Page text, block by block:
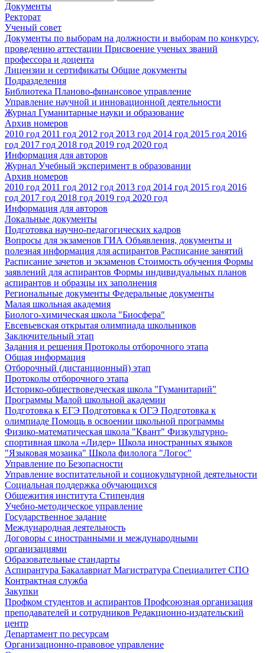
Документы
Ректорат
Ученый совет
Документы по выборам на должности и выборам по конкурсу,
проведению аттестации Присвоение ученых званий
профессора и доцента
Лицензии и сертификаты Общие документы
Подразделения
Библиотека Планово-финансовое управление
Управление научной и инновационной деятельности
Журнал Гуманитарные науки и образование
Архив номеров
2010 год 2011 год 2012 год 2013 год 2014 год 2015 год 2016
год 2017 год 2018 год 2019 год 2020 год
Информация для авторов
Журнал Учебный эксперимент в образовании
Архив номеров
2010 год 2011 год 2012 год 2013 год 2014 год 2015 год 2016
год 2017 год 2018 год 2019 год 2020 год
Информация для авторов
Локальные документы
Подготовка научно-педагогических кадров
Вопросы для экзаменов ГИА Объявления, документы и
полезная информация для аспирантов Расписание занятий
Расписание зачетов и экзаменов Стоимость обучения Формы
заявлений для аспирантов Формы индивидуальных планов
аспирантов и образцы их заполнения
Региональные документы Федеральные документы
Малая школьная академия
Биолого-химическая школа "Биосфера"
Евсевьевская открытая олимпиада школьников
Заключительный этап
Задания и решения Протоколы отборочного этапа
Общая информация
Отборочный (дистанционный) этап
Протоколы отборочного этапа
Историко-обществоведческая школа "Гуманитарий"
Программы Малой школьной академии
Подготовка к ЕГЭ Подготовка к ОГЭ Подготовка к
олимпиаде Помощь в освоении школьной программы
Физико-математическая школа "Квант" Физкультурно-
спортивная школа «Лидер» Школа иностранных языков
"Языковая мозаика" Школа филолога "Логос"
Управление по Безопасности
Управление воспитательной и социокультурной деятельности
Социальная поддержка обучающихся
Общежития института Стипендия
Учебно-методическое управление
Государственное задание
Международная деятельность
Договоры с иностранными и международными
организациями
Образовательные стандарты
Аспирантура Бакалавриат Магистратура Специалитет СПО
Контрактная служба
Закупки
Профком студентов и аспирантов Профсоюзная организация
преподавателей и сотрудников Редакционно-издательский
центр
Департамент по ресурсам
Организационно-правовое управление